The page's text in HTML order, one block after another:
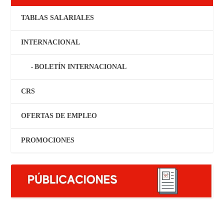
TABLAS SALARIALES
INTERNACIONAL
BOLETÍN INTERNACIONAL
CRS
OFERTAS DE EMPLEO
PROMOCIONES